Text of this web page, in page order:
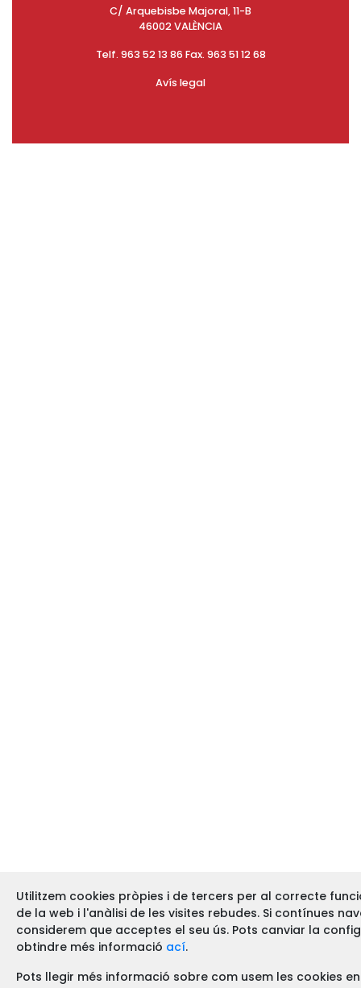
C/ Arquebisbe Majoral, 11-B
46002 VALÈNCIA
Telf. 963 52 13 86 Fax. 963 51 12 68
Avís legal
Utilitzem cookies pròpies i de tercers per al correcte
de la web i l'anàlisi de les visites rebudes. Si contínues
considerem que acceptes el seu ús. Pots canviar la
obtindre més informació ací.
Pots llegir més informació sobre com usem les cookies